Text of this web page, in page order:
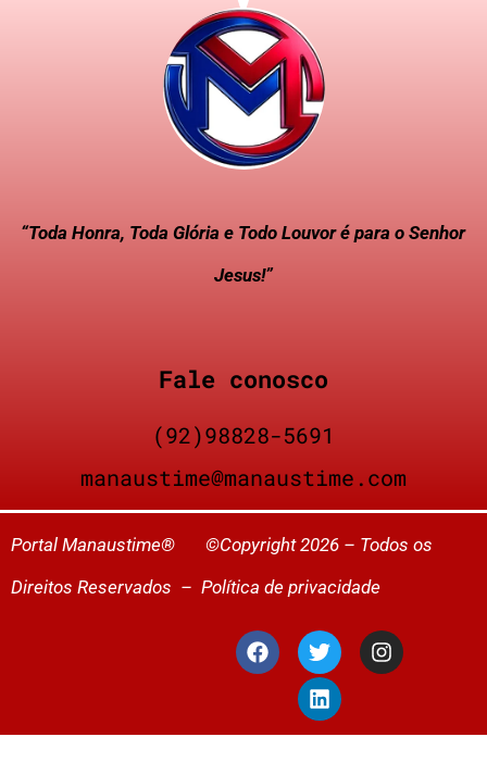
“Toda Honra, Toda Glória e Todo Louvor é para o Senhor
Jesus!”
Fale conosco
(92)98828-5691
manaustime@manaustime.com
Portal Manaustime® ©Copyright 2026 – Todos os
Direitos Reservados – Política de privacidade